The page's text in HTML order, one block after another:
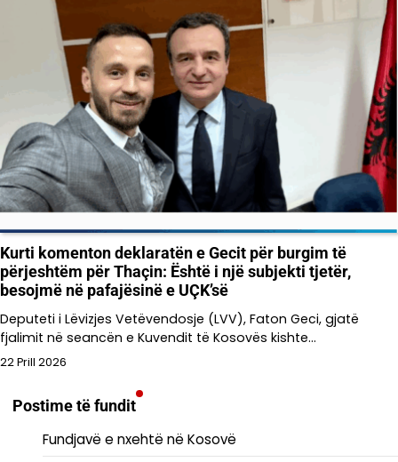
Kurti komenton deklaratën e Gecit për burgim të
përjeshtëm për Thaçin: Është i një subjekti tjetër,
besojmë në pafajësinë e UÇK’së
Deputeti i Lëvizjes Vetëvendosje (LVV), Faton Geci, gjatë
fjalimit në seancën e Kuvendit të Kosovës kishte…
22 Prill 2026
Postime të fundit
Fundjavë e nxehtë në Kosovë